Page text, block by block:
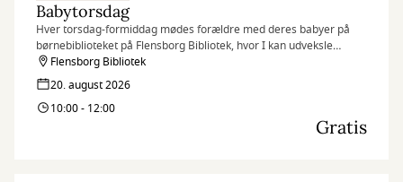
Babytorsdag
Hver torsdag-formiddag mødes forældre med deres babyer på
børnebiblioteket på Flensborg Bibliotek, hvor I kan udveksle
erfaringer og få rådgivning hos sundhedstjenestens
sygeplejersker.
Flensborg Bibliotek
20. august 2026
10:00 - 12:00
Gratis